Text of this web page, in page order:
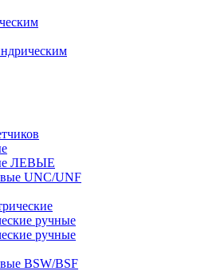
ЛЕВЫЕ
UNC/UNF
ручные
ручные
BSW/BSF